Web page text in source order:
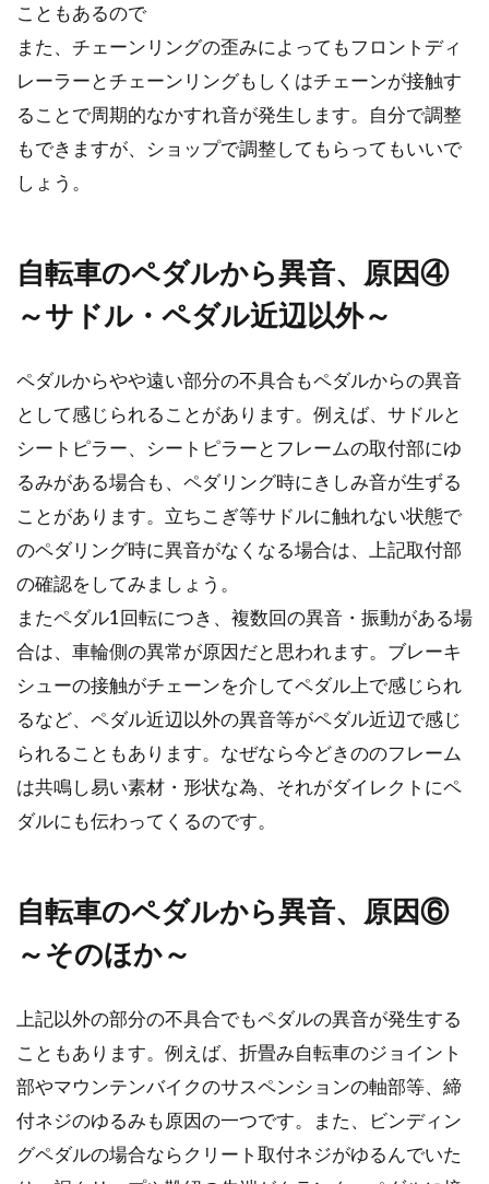
るときの注意点
ぼ全体重を支えています。その取り付け方が不
十分だと...
こともあるので
また、チェーンリングの歪みによってもフロントディ
レーラーとチェーンリングもしくはチェーンが接触す
ることで周期的なかすれ音が発生します。自分で調整
もできますが、ショップで調整してもらってもいいで
しょう。
自転車のペダルから異音、原因④
～サドル・ペダル近辺以外～
ペダルからやや遠い部分の不具合もペダルからの異音
として感じられることがあります。例えば、サドルと
シートピラー、シートピラーとフレームの取付部にゆ
るみがある場合も、ペダリング時にきしみ音が生ずる
ことがあります。立ちこぎ等サドルに触れない状態で
のペダリング時に異音がなくなる場合は、上記取付部
の確認をしてみましょう。
またペダル1回転につき、複数回の異音・振動がある場
合は、車輪側の異常が原因だと思われます。ブレーキ
シューの接触がチェーンを介してペダル上で感じられ
るなど、ペダル近辺以外の異音等がペダル近辺で感じ
られることもあります。なぜなら今どきののフレーム
は共鳴し易い素材・形状な為、それがダイレクトにペ
ダルにも伝わってくるのです。
自転車のペダルから異音、原因⑥
～そのほか～
上記以外の部分の不具合でもペダルの異音が発生する
こともあります。例えば、折畳み自転車のジョイント
部やマウンテンバイクのサスペンションの軸部等、締
付ネジのゆるみも原因の一つです。また、ビンディン
グペダルの場合ならクリート取付ネジがゆるんでいた